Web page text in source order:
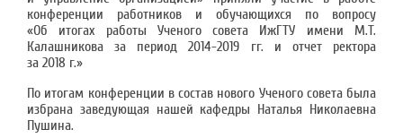
конференции работников и обучающихся по вопросу
«Об итогах работы Ученого совета ИжГТУ имени М.Т.
Калашникова за период 2014-2019 гг. и отчет ректора
за 2018 г.»
По итогам конференции в состав нового Ученого совета была
избрана заведующая нашей кафедры Наталья Николаевна
Пушина.